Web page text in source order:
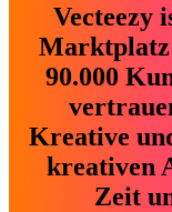
Vecteezy
Marktplatz
90.000
Kreative
kreativen
Zeit